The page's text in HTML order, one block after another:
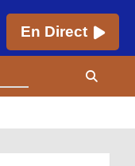
En Direct